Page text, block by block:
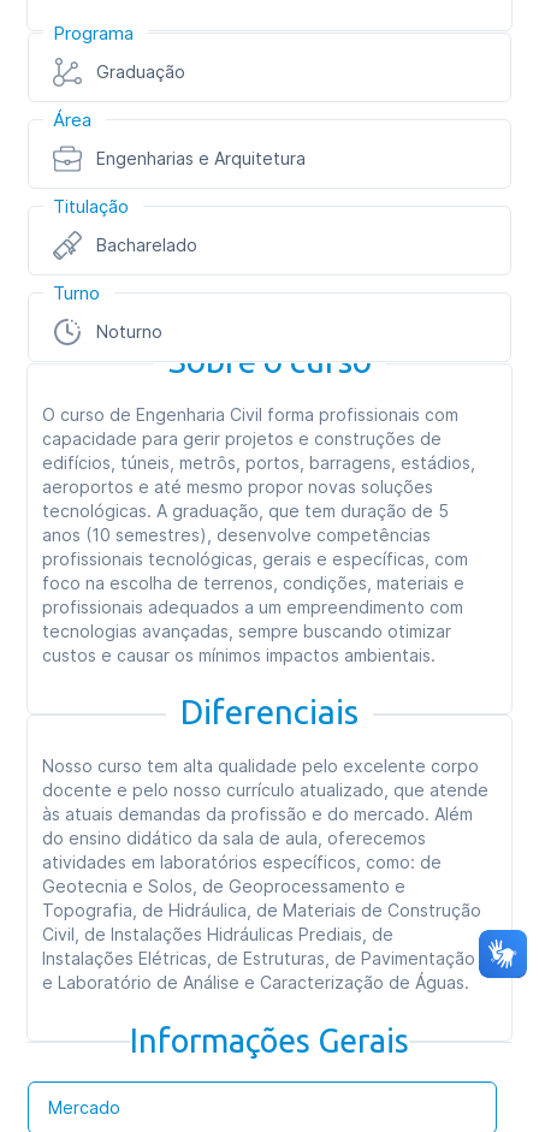
Programa
Graduação
Área
Engenharias e Arquitetura
Titulação
Bacharelado
Turno
Noturno
Sobre o curso
O curso de Engenharia Civil forma profissionais com
capacidade para gerir projetos e construções de
edifícios, túneis, metrôs, portos, barragens, estádios,
aeroportos e até mesmo propor novas soluções
tecnológicas. A graduação, que tem duração de 5
anos (10 semestres), desenvolve competências
profissionais tecnológicas, gerais e específicas, com
foco na escolha de terrenos, condições, materiais e
profissionais adequados a um empreendimento com
tecnologias avançadas, sempre buscando otimizar
custos e causar os mínimos impactos ambientais.
Diferenciais
Nosso curso tem alta qualidade pelo excelente corpo
docente e pelo nosso currículo atualizado, que atende
às atuais demandas da profissão e do mercado. Além
do ensino didático da sala de aula, oferecemos
atividades em laboratórios específicos, como: de
Geotecnia e Solos, de Geoprocessamento e
Topografia, de Hidráulica, de Materiais de Construção
Civil, de Instalações Hidráulicas Prediais, de
Instalações Elétricas, de Estruturas, de Pavimentação
e Laboratório de Análise e Caracterização de Águas.
Informações Gerais
Mercado